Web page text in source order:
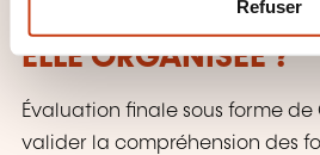
n
Refuser
COMMENT
ELLE ORGANISÉE ?
Évaluation finale sous forme
valider la compréhension des